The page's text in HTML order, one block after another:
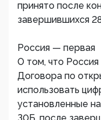
принято после
завершившихся
Россия — первая
О том, что
Договора по
использовать
установленные